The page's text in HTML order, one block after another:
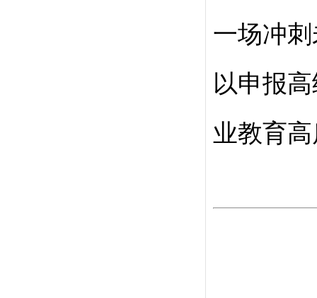
一场冲
以申报
业教育